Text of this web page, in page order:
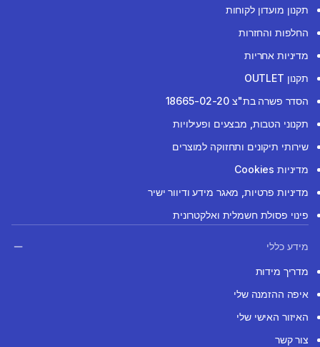
תקנון מועדון לקוחות
החלפות והחזרות
מדיניות אחריות
תקנון OUTLET
הסדר פשרה בת"צ 18665-02-20
תקנוני הטבות, מבצעים ופעילויות
שירותי תיקונים ותחזוקה למוצרים
מדיניות Cookies
מדיניות פרטיות, מאגר מידע ודיוור ישיר
פינוי פסולת חשמלית ואלקטרונית
מידע כללי
מדריך מידות
איפה ההזמנה שלי
האיזור האישי שלי
צור קשר